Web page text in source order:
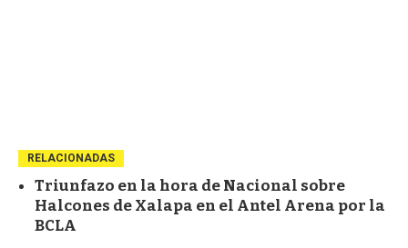
RELACIONADAS
Triunfazo en la hora de Nacional sobre
Halcones de Xalapa en el Antel Arena por la
BCLA